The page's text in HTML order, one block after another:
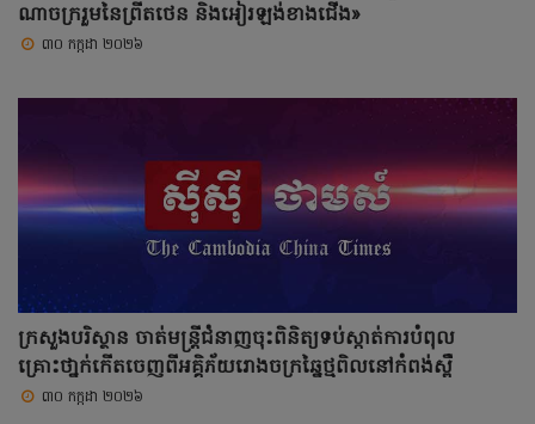
ណាចក្ររួមនៃព្រីតថេន និងអៀរឡង់ខាងជើង»
៣០ កក្កដា ២០២៦
ក្រសួងបរិស្ថាន ចាត់មន្រ្តីជំនាញចុះពិនិត្យទប់ស្កាត់ការបំពុល
គ្រោះថា្នក់កើតចេញពីអគ្គិភ័យរោងចក្រឆ្នៃថ្មពិលនៅកំពង់ស្ពឺ
៣០ កក្កដា ២០២៦